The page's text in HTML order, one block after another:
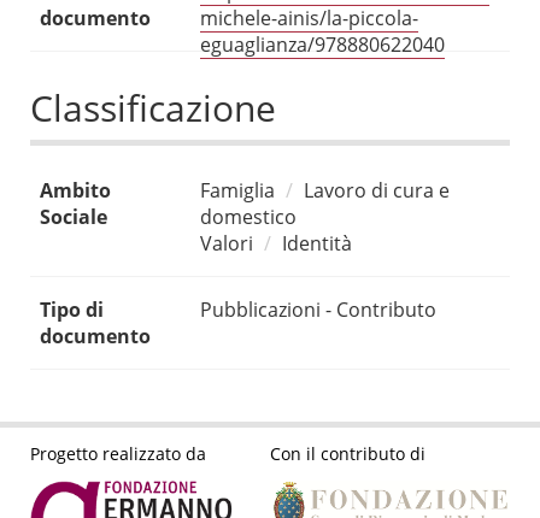
documento
michele-ainis/la-piccola-
eguaglianza/978880622040
Classificazione
Ambito
Sociale
Famiglia
Lavoro di cura e
domestico
Valori
Identità
Tipo di
documento
Pubblicazioni - Contributo
Progetto realizzato da Con il contributo di